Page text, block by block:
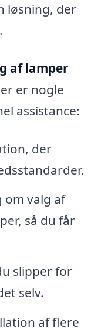
løsning, der
af lamper
er nogle
assistance:
der
om valg af
så du får
slipper for
selv.
af flere